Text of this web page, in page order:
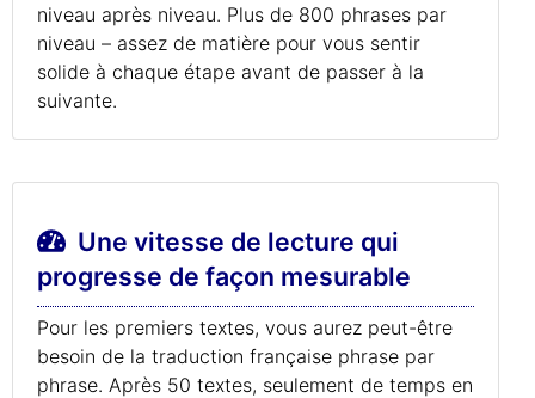
niveau après niveau. Plus de 800 phrases par
niveau – assez de matière pour vous sentir
solide à chaque étape avant de passer à la
suivante.
Une vitesse de lecture qui
progresse de façon mesurable
Pour les premiers textes, vous aurez peut-être
besoin de la traduction française phrase par
phrase. Après 50 textes, seulement de temps en